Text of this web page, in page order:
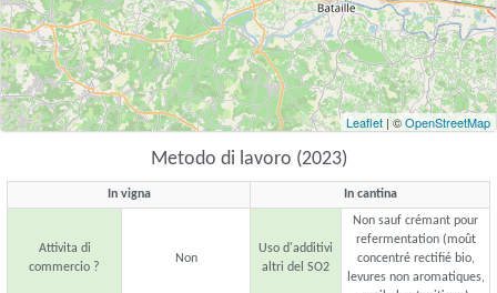
Leaflet | ©OpenStreetMap
Metodo di lavoro (2023)
In vigna In cantina
Attivita di
commercio ?
Non
Uso d'additivi
altri del SO2
Non sauf crémant pour
refermentation (moût
concentré rectifié bio,
levures non aromatiques,